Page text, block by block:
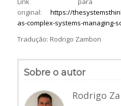
original:https://
as-complex-systems-managing-
Tradução: Rodrigo Zambon
Sobre o autor
Rodrigo